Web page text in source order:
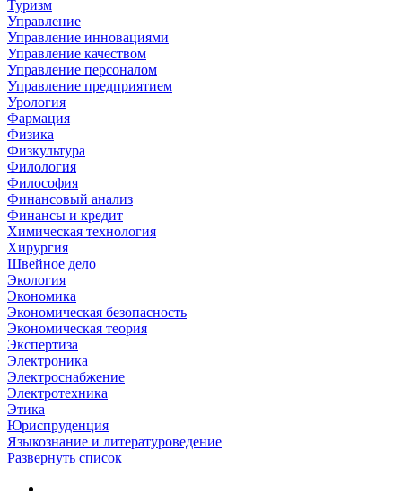
Туризм
Управление
Управление инновациями
Управление качеством
Управление персоналом
Управление предприятием
Урология
Фармация
Физика
Физкультура
Филология
Философия
Финансовый анализ
Финансы и кредит
Химическая технология
Хирургия
Швейное дело
Экология
Экономика
Экономическая безопасность
Экономическая теория
Экспертиза
Электроника
Электроснабжение
Электротехника
Этика
Юриспруденция
Языкознание и литературоведение
Развернуть список